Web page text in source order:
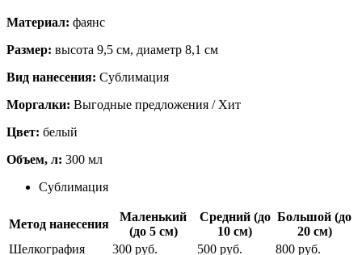
Материал: фаянс
Размер: высота 9,5 см, диаметр 8,1 см
Вид нанесения: Сублимация
Моргалки: Выгодные предложения / Хит
Цвет: белый
Объем, л: 300 мл
Сублимация
Метод нанесения
Маленький
(до 5 см)
Средний (до
10 см)
Большой (до
20 см)
Шелкография
300 руб. 500 руб. 800 руб.